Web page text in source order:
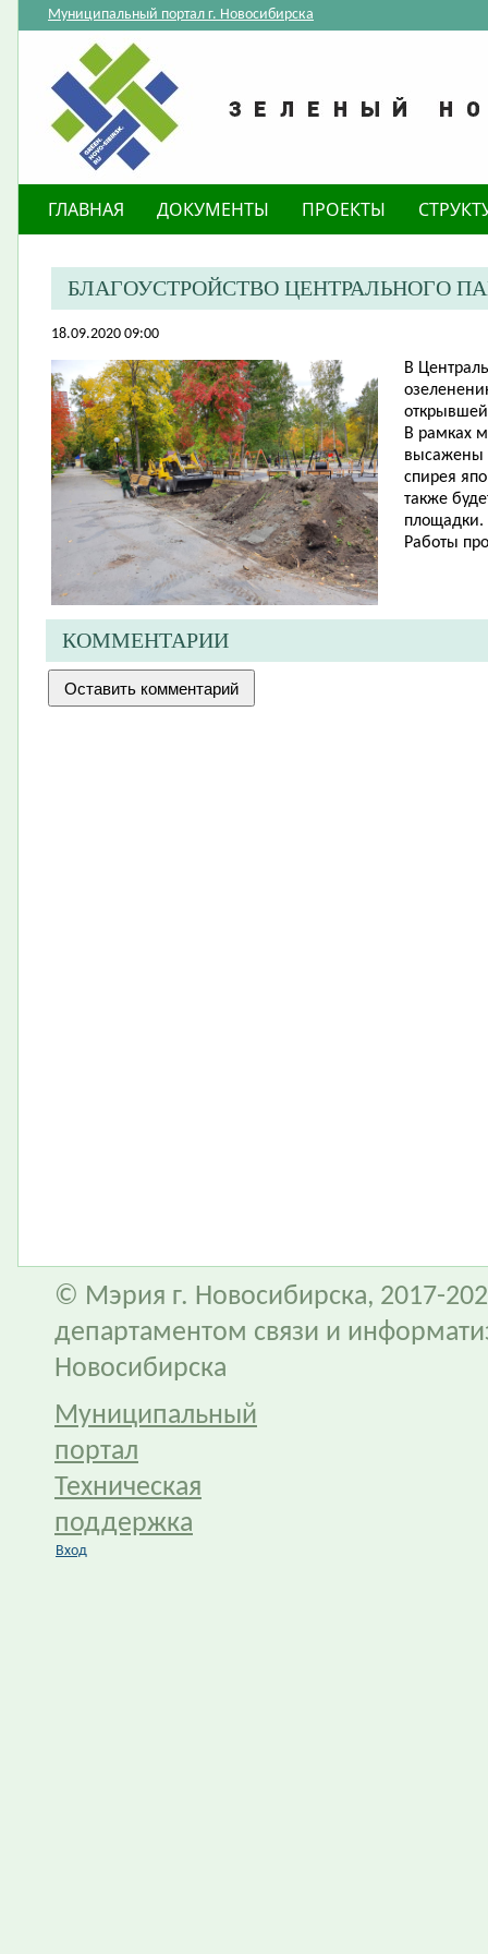
Муниципальный портал г. Новосибирска
ГЛАВНАЯ ДОКУМЕНТЫ ПРОЕКТЫ
​БЛАГОУСТРОЙСТВО ЦЕНТРАЛЬНОГО
18.09.2020 09:00
В
В рамках
высажены
спирея
также
площадки.
Работы
КОММЕНТАРИИ
© Мэрия г. Новосибирска, 2017-
департаментом связи и
Новосибирска
Муниципальный
портал
Техническая
поддержка
Вход